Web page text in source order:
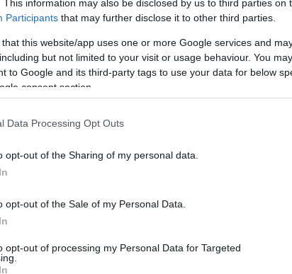
This information may also be disclosed by us to third parties on
Participants that may further disclose it to other third parties.
that this website/app uses one or more Google services and
but not limited to your visit or usage behaviour. You
to Google and its third-party tags to use your data for below
consent section.
Data Processing Opt Outs
opt-out of the Sharing of my personal data.
opt-out of the Sale of my Personal Data.
opt-out of processing my Personal Data for Targeted
gjorde det på?
det samme som andre gjør. Så er man skuffet
er ikke bra. Det må vi lære av og så går vi
Sofienlund har tatt tilbakemeldingen bra.
verdenscupen på Lillehammer i desember. Etter
ikke til å skje igjen. Foto: Mathias Bergeld /